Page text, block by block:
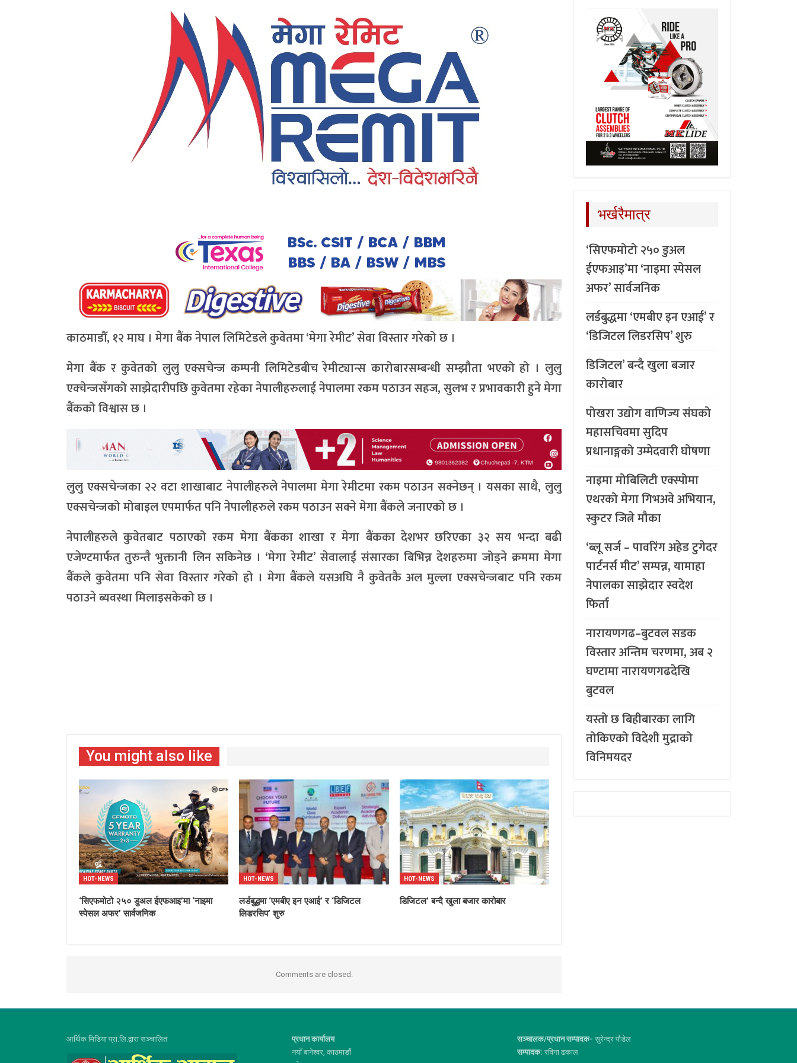
काठमाडौँ, १२ माघ । मेगा बैंक नेपाल लिमिटेडले कुवेतमा ‘मेगा रेमीट’ सेवा विस्तार गरेको छ ।
मेगा बैंक र कुवेतको लुलु एक्सचेन्ज कम्पनी लिमिटेडबीच रेमीट्यान्स कारोबारसम्बन्धी सम्झौता भएको हो । लुलु
एक्चेन्जसँगको साझेदारीपछि कुवेतमा रहेका नेपालीहरुलाई नेपालमा रकम पठाउन सहज, सुलभ र प्रभावकारी हुने मेगा
बैंकको विश्वास छ ।
लुलु एक्सचेन्जका २२ वटा शाखाबाट नेपालीहरुले नेपालमा मेगा रेमीटमा रकम पठाउन सक्नेछन् । यसका साथै, लुलु
एक्सचेन्जको मोबाइल एपमार्फत पनि नेपालीहरुले रकम पठाउन सक्ने मेगा बैंकले जनाएको छ ।
नेपालीहरुले कुवेतबाट पठाएको रकम मेगा बैंकका शाखा र मेगा बैंकका देशभर छरिएका ३२ सय भन्दा बढी
एजेण्टमार्फत तुरुन्तै भुक्तानी लिन सकिनेछ । ‘मेगा रेमीट’ सेवालाई संसारका बिभिन्न देशहरुमा जोड्ने क्रममा मेगा
बैंकले कुवेतमा पनि सेवा विस्तार गरेको हो । मेगा बैंकले यसअघि नै कुवेतकै अल मुल्ला एक्सचेन्जबाट पनि रकम
पठाउने ब्यवस्था मिलाइसकेको छ ।
You might also like
HOT-NEWS
‘सिएफमोटो २५० डुअल ईएफआइ’मा ‘नाइमा
स्पेसल अफर’ सार्वजनिक
HOT-NEWS
लर्डबुद्धमा ‘एमबीए इन एआई’ र ‘डिजिटल
लिडरसिप’ शुरु
HOT-NEWS
डिजिटल’ बन्दै खुला बजार कारोबार
Comments are closed.
भर्खरैमात्र
‘सिएफमोटो २५० डुअल
ईएफआइ’मा ‘नाइमा स्पेसल
अफर’ सार्वजनिक
लर्डबुद्धमा ‘एमबीए इन एआई’ र
‘डिजिटल लिडरसिप’ शुरु
डिजिटल’ बन्दै खुला बजार
कारोबार
पोखरा उद्योग वाणिज्य संघको
महासचिवमा सुदिप
प्रधानाङ्गको उम्मेदवारी घोषणा
नाइमा मोबिलिटी एक्स्पोमा
एथरको मेगा गिभअवे अभियान,
स्कुटर जित्ने मौका
‘ब्लू सर्ज – पावरिंग अहेड टुगेदर
पार्टनर्स मीट’ सम्पन्न, यामाहा
नेपालका साझेदार स्वदेश
फिर्ता
नारायणगढ–बुटवल सडक
विस्तार अन्तिम चरणमा, अब २
घण्टामा नारायणगढदेखि
बुटवल
यस्तो छ बिहीबारका लागि
तोकिएको विदेशी मुद्राको
विनिमयदर
आर्थिक मिडिया प्रा.लि.द्वारा सञ्चालित
प्रधान कार्यालय
नयाँ बानेश्वर, काठमाडौं
सञ्चालक/प्रधान सम्पादक- सुरेन्द्र पौडेल
सम्पादक: रविना ढकाल